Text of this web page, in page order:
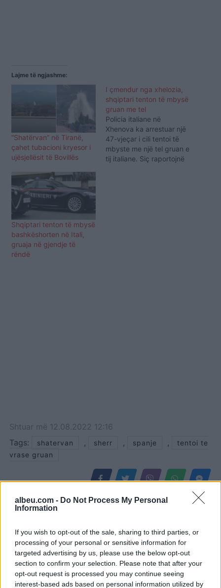
albeu.com - Do Not Process My Personal
Information
If you wish to opt-out of the sale, sharing to third parties, or
processing of your personal or sensitive information for
targeted advertising by us, please use the below opt-out
section to confirm your selection. Please note that after your
opt-out request is processed you may continue seeing
interest-based ads based on personal information utilized by
Lajme të ngjashme:
“Shatërvan” në Tiranë,
çahet tubacioni kryesor i
ujësjellësit të Bovillës
I çmendur nga xhelozia,
shqiptari tenton të mbysë
gruan me tel
Policia italiane në
Xhenova ka arrestuar një
47-vjeçar i cili tentoi të
mbyste me një tel gruan e
tij italiane. Siç raportojnë
Shqiptari tenton të mbysë
bashkëshorten në Itali,
gruaja në gjendje të
rëndë
Shtuar më 12.08.2022 12:16
Tags:
shatervan , sherr , spanje ,
tentoi te
vrase gruan